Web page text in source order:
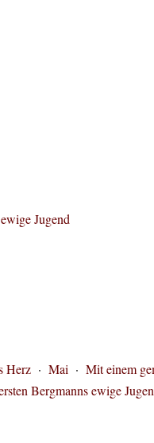
Jugend
Herz · Mai · Mit einem
Bergmanns ewige